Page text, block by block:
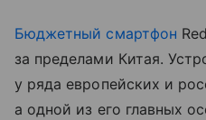
Бюджетный смартфон
за пределами Китая.
у ряда европейских и
а одной из его главных